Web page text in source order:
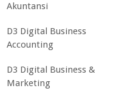
Akuntansi
D3 Digital Business
Accounting
D3 Digital Business &
Marketing